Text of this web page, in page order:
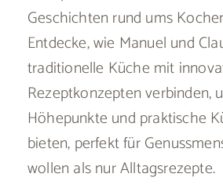
Geschichten rund ums
Entdecke, wie Manuel und
traditionelle Küche mit
Rezeptkonzepten verbinden,
Höhepunkte und praktische
bieten, perfekt für
wollen als nur Alltagsrezepte.